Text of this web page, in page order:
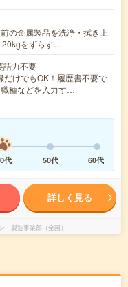
の金属製品を洗浄・拭き上
20kgをずらす…
語力不要
けでもOK！履歴書不要で
種などを入力す…
代 50代 60代
詳しく見る
製造事業部（全国）